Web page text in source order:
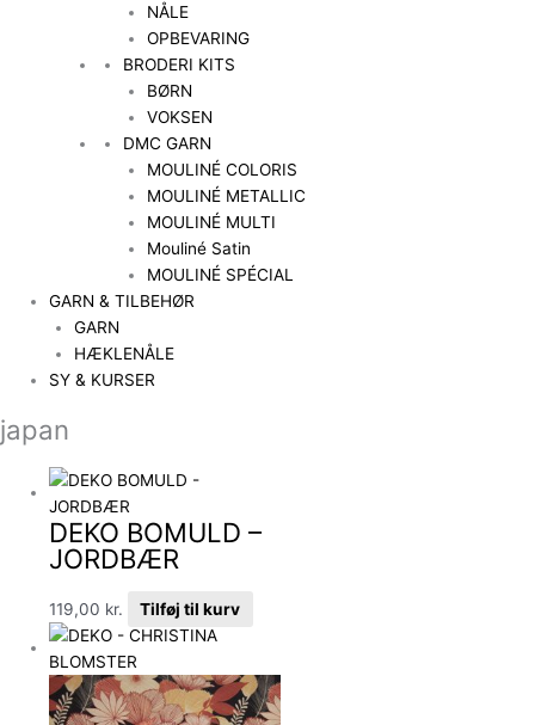
NÅLE
OPBEVARING
BRODERI KITS
BØRN
VOKSEN
DMC GARN
MOULINÉ COLORIS
MOULINÉ METALLIC
MOULINÉ MULTI
Mouliné Satin
MOULINÉ SPÉCIAL
GARN & TILBEHØR
GARN
HÆKLENÅLE
SY & KURSER
japan
DEKO BOMULD –
JORDBÆR
119,00 kr. Tilføj til kurv